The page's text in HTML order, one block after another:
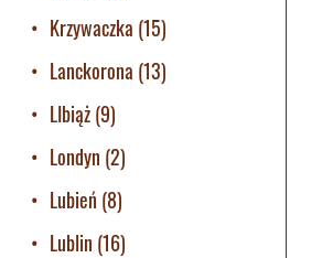
Krzywaczka (15)
Lanckorona (13)
LIbiąż(9)
Londyn (2)
Lubień (8)
Lublin (16)